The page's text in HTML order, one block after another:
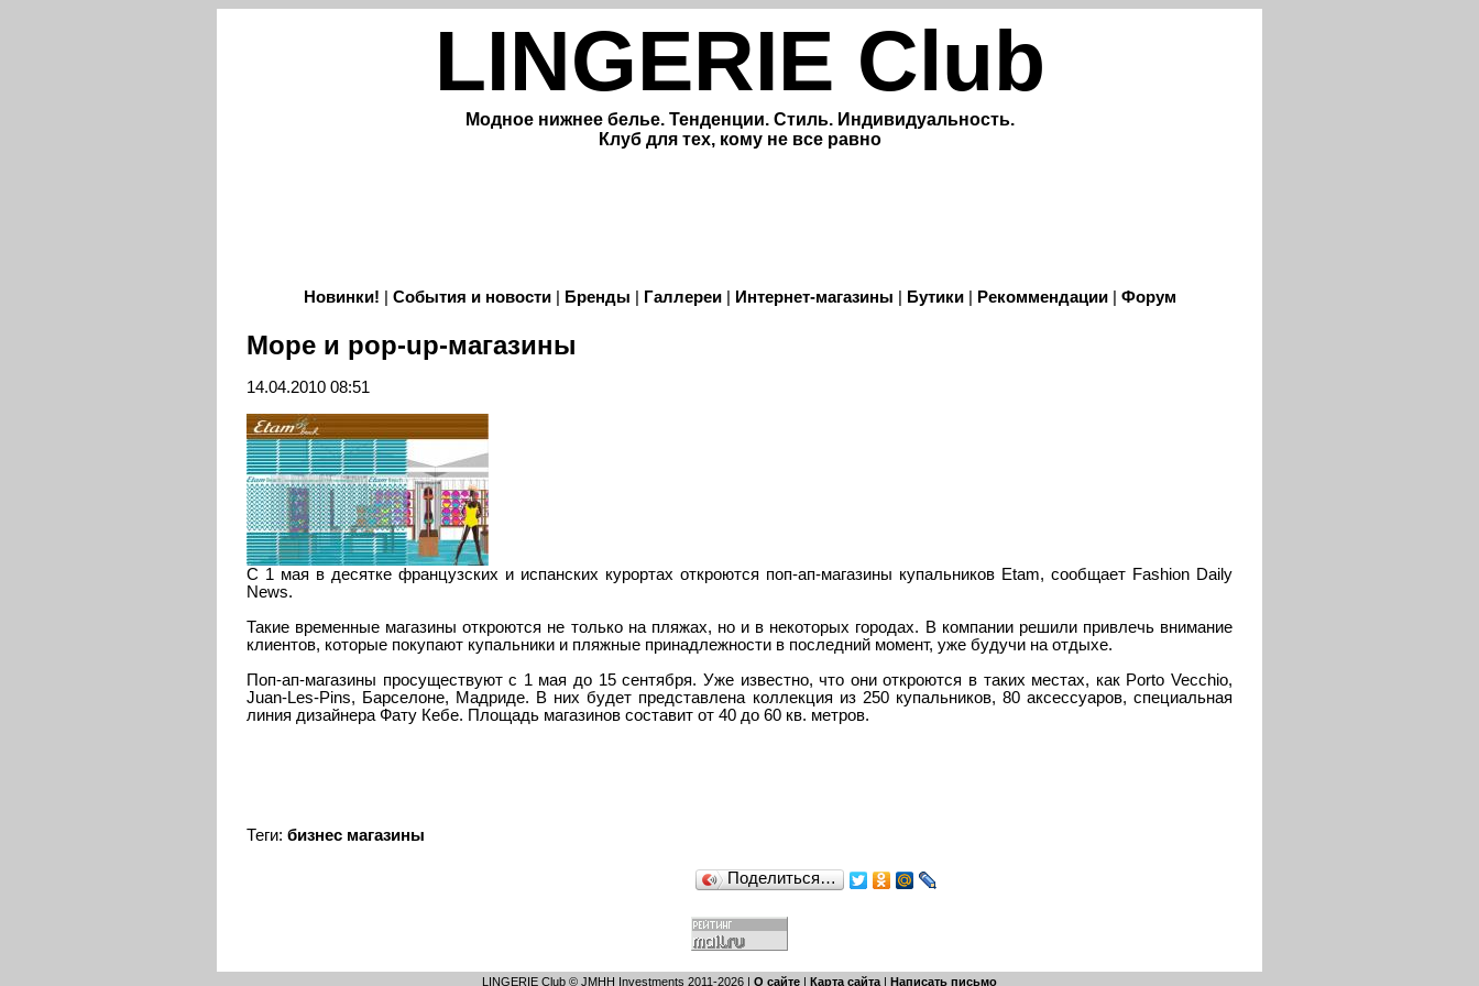
LINGERIE Club
Модное нижнее белье. Тенденции. Стиль. Индивидуальность.
Клуб для тех, кому не все равно
Новинки! События и новости| Бренды Галлереи| Интернет-магазины Бутики| Рекоммендации| Форум
Море и pop-up-магазины
14.04.2010 08:51
С 1 мая в десятке французских и испанских курортах откроются поп-ап-магазины купальников Etam, сообщает Fashion Daily
News.
Такие временные магазины откроются не только на пляжах, но и в некоторых городах. В компании решили привлечь внимание
клиентов, которые покупают купальники и пляжные принадлежности в последний момент, уже будучи на отдыхе.
Поп-ап-магазины просуществуют с 1 мая до 15 сентября. Уже известно, что они откроются в таких местах, как Porto Vecchio,
Juan-Les-Pins, Барселоне, Мадриде. В них будет представлена коллекция из 250 купальников, 80 аксессуаров, специальная
линия дизайнера Фату Кебе. Площадь магазинов составит от 40 до 60 кв. метров.
Теги: бизнес магазины
Поделиться…
LINGERIE Club © JMHH Investments 2011-2026 | О сайте | Карта сайта | Написать письмо